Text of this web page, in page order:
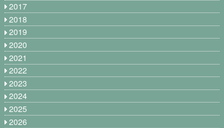
2017
2018
2019
2020
2021
2022
2023
2024
2025
2026